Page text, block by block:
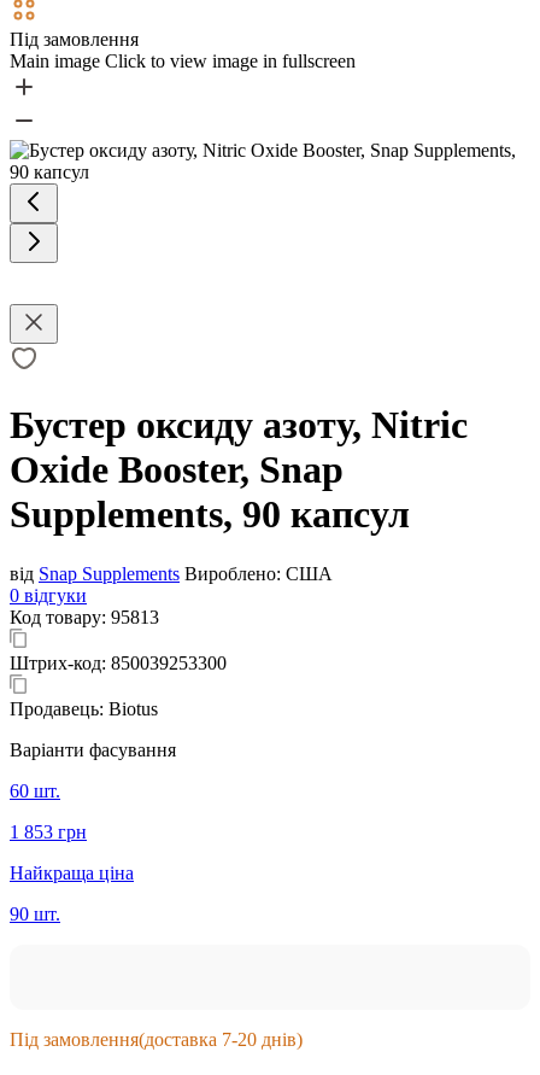
Під замовлення
Main image Click to view image in fullscreen
Бустер оксиду азоту, Nitric
Oxide Booster, Snap
Supplements, 90 капсул
від Snap Supplements Вироблено: США
0 відгуки
Код товару: 95813
Штрих-код: 850039253300
Продавець: Biotus
Варіанти фасування
60 шт.
1 853 грн
Найкраща ціна
90 шт.
Під замовлення(доставка 7-20 днів)